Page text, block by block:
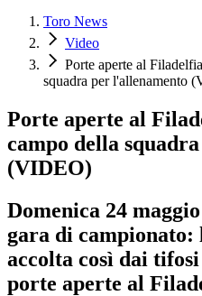
Toro News
Video
Porte aperte al
squadra per l'allenamento
Porte aperte al
campo della
(VIDEO)
Domenica 24
gara di campionato:
accolta così dai
porte aperte al